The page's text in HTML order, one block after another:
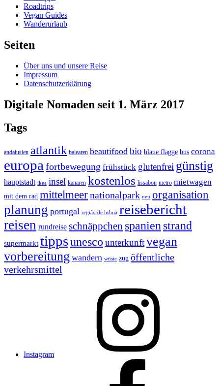
Roadtrips
Vegan Guides
Wanderurlaub
Seiten
Über uns und unsere Reise
Impressum
Datenschutzerklärung
Digitale Nomaden seit 1. März 2017
Tags
andalusien atlantik balearen beautifood bio blaue flagge bus corona
europafortbewegung frühstück glutenfrei günstig
hauptstadt ikea insel kanaren kostenlos lissabon metro mietwagen
mit dem rad mittelmeernationalpark neu organisation
planung portugal região de lisboa reisebericht
reisen rundreise schnäppchen spanienstrand
supermarkt tippsunesco unterkunftvegan
vorbereitung wandern wüste zug öffentliche
verkehrsmittel
Instagram